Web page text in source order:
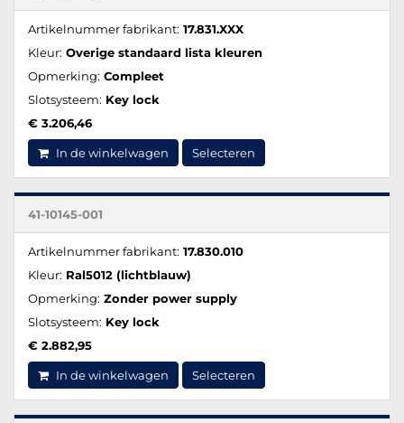
Artikelnummer fabrikant: 17.831.XXX
Kleur: Overige standaard lista kleuren
Opmerking: Compleet
Slotsysteem: Key lock
€ 3.206,46
In de winkelwagen Selecteren
41-10145-001
Artikelnummer fabrikant: 17.830.010
Kleur: Ral5012 (lichtblauw)
Opmerking: Zonder power supply
Slotsysteem: Key lock
€ 2.882,95
In de winkelwagen Selecteren